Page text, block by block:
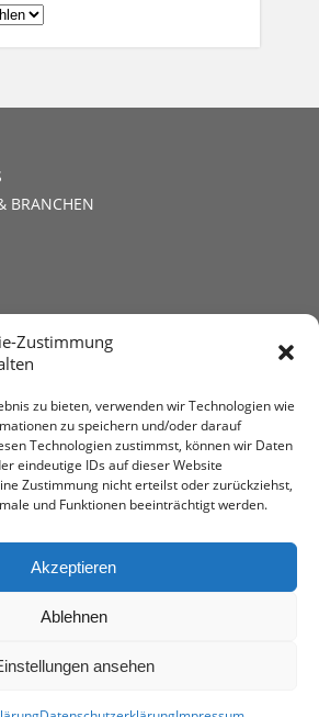
Zustimmung
zu bieten, verwenden wir Technologien wie
zu speichern und/oder darauf
Technologien zustimmst, können wir Daten
eindeutige IDs auf dieser Website
Zustimmung nicht erteilst oder zurückziehst,
und Funktionen beeinträchtigt werden.
Akzeptieren
Ablehnen
ansehen
BRANCHEN
Mag. Andrea Kromer
AMEKOM